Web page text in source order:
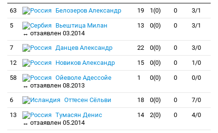
63
Белозеров Александр 19 1(0) 0 3/1
5
Вьештица Милан
↔ отзаявлен 03.2014
13 0(0) 0 3/1
7 Данцев Александр 22 0(0) 0 3/0
12 Новиков Александр 15 0(0) 0 1/0
58
Ойеволе Адессойе
↔ отзаявлен 08.2013
1 0(0) 0 0/0
6 Оттесен Сёльви 18 0(0) 0 7/0
13
Тумасян Денис
↔ отзаявлен 05.2014
14 2(0) 0 4/0